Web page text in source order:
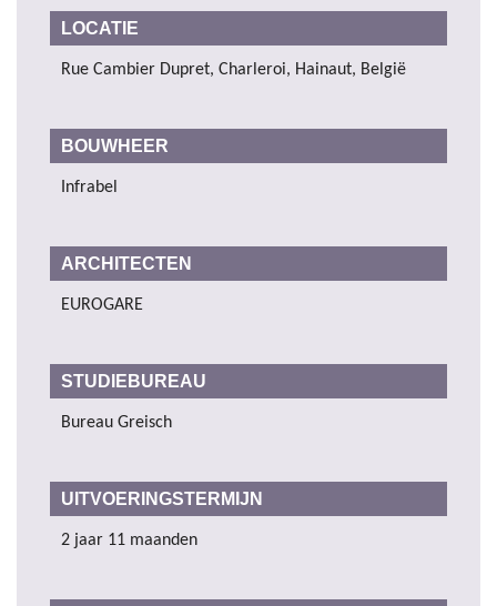
LOCATIE
Rue Cambier Dupret, Charleroi, Hainaut, België
BOUWHEER
Infrabel
ARCHITECTEN
EUROGARE
STUDIEBUREAU
Bureau Greisch
UITVOERINGSTERMIJN
2 jaar 11 maanden